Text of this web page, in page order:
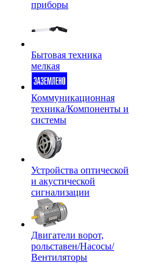
приборы
Бытовая техника
мелкая
Коммуникационная
техника/Компоненты и
системы
Устройства оптической
и акустической
сигнализации
Двигатели ворот,
рольставен/Насосы/
Вентиляторы